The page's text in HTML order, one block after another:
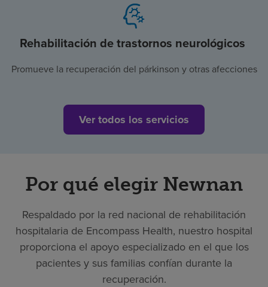
Rehabilitación de trastornos neurológicos
Promueve la recuperación del párkinson y otras afecciones
Ver todos los servicios
Por qué elegir Newnan
Respaldado por la red nacional de rehabilitación
hospitalaria de Encompass Health, nuestro hospital
proporciona el apoyo especializado en el que los
pacientes y sus familias confían durante la
recuperación.